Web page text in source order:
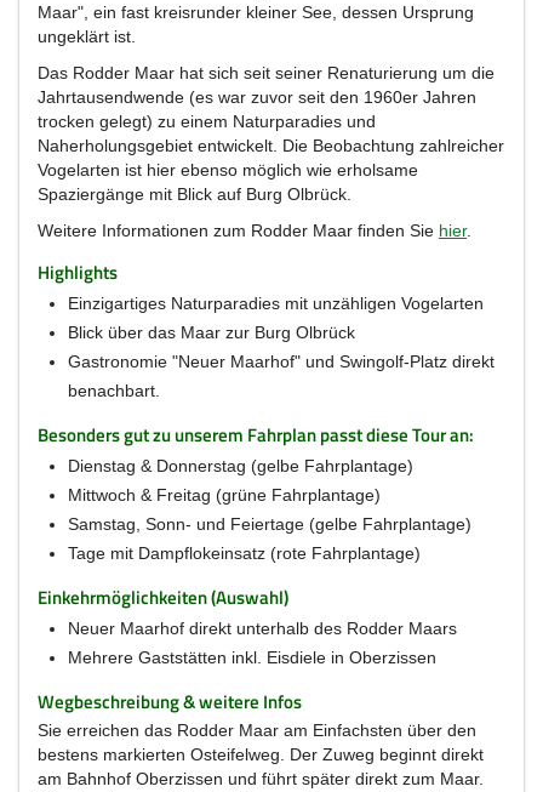
Maar", ein fast kreisrunder kleiner See, dessen Ursprung
ungeklärt ist.
Das Rodder Maar hat sich seit seiner Renaturierung um die
Jahrtausendwende (es war zuvor seit den 1960er Jahren
trocken gelegt) zu einem Naturparadies und
Naherholungsgebiet entwickelt. Die Beobachtung zahlreicher
Vogelarten ist hier ebenso möglich wie erholsame
Spaziergänge mit Blick auf Burg Olbrück.
Weitere Informationen zum Rodder Maar finden Sie hier.
Highlights
Einzigartiges Naturparadies mit unzähligen Vogelarten
Blick über das Maar zur Burg Olbrück
Gastronomie "Neuer Maarhof" und Swingolf-Platz direkt
benachbart.
Besonders gut zu unserem Fahrplan passt diese Tour an:
Dienstag & Donnerstag (gelbe Fahrplantage)
Mittwoch & Freitag (grüne Fahrplantage)
Samstag, Sonn- und Feiertage (gelbe Fahrplantage)
Tage mit Dampflokeinsatz (rote Fahrplantage)
Einkehrmöglichkeiten (Auswahl)
Neuer Maarhof direkt unterhalb des Rodder Maars
Mehrere Gaststätten inkl. Eisdiele in Oberzissen
Wegbeschreibung & weitere Infos
Sie erreichen das Rodder Maar am Einfachsten über den
bestens markierten Osteifelweg. Der Zuweg beginnt direkt
am Bahnhof Oberzissen und führt später direkt zum Maar.